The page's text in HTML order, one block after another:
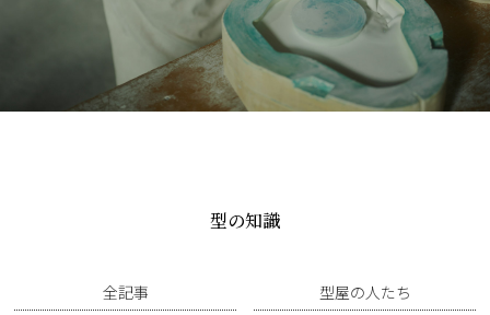
型の知識
全記事 型屋の人たち